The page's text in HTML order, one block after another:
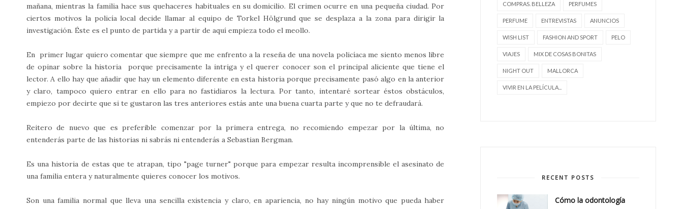
mañana, mientras la familia hace sus quehaceres habituales en su domicilio. El crimen ocurre en una pequeña ciudad. Por
ciertos motivos la policía local decide llamar al equipo de Torkel Hölgrund que se desplaza a la zona para dirigir la
investigación. Éste es el punto de partida y a partir de aquí empieza todo el meollo.
En primer lugar quiero comentar que siempre que me enfrento a la reseña de una novela policíaca me siento menos libre
de opinar sobre la historia porque precisamente la intriga y el querer conocer son el principal aliciente que tiene el
lector. A ello hay que añadir que hay un elemento diferente en esta historia porque precisamente pasó algo en la anterior
y claro, tampoco quiero entrar en ello para no fastidiaros la lectura. Por tanto, intentaré sortear éstos obstáculos,
empiezo por decirte que si te gustaron las tres anteriores estás ante una buena cuarta parte y que no te defraudará.
Reitero de nuevo que es preferible comenzar por la primera entrega, no recomiendo empezar por la última, no
entenderás parte de las historias ni sabrás ni entenderás a Sebastian Bergman.
Es una historia de estas que te atrapan, tipo "page turner" porque para empezar resulta incomprensible el asesinato de
una familia entera y naturalmente quieres conocer los motivos.
Son una familia normal que lleva una sencilla existencia y claro, en apariencia, no hay ningún motivo que pueda haber
COMPRAS. BELLEZA PERFUMES
PERFUME ENTREVISTAS ANUNCIOS
WISH LIST FASHION AND SPORT PELO
VIAJES MIX DE COSAS BONITAS
NIGHT OUT MALLORCA
VIVIR EN LA PELÍCULA...
RECENT POSTS
Cómo la odontología